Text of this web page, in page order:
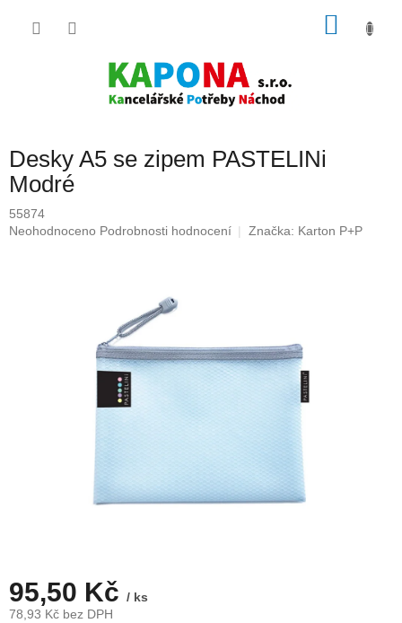
Desky A5 se zipem PASTELINi
Modré
55874
Průměrné
Neohodnoceno Podrobnosti hodnocení Značka: Karton P+P
95,50 Kč / ks
78,93 Kč bez DPH